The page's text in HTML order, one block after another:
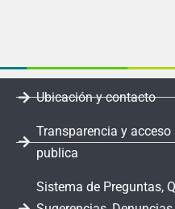
Ubicación y contacto
Transparencia y
publica
Sistema de Preguntas,